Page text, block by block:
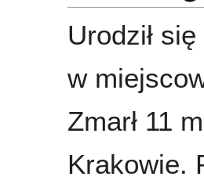
Urodził
w
Zmarł 11
Krakowie.